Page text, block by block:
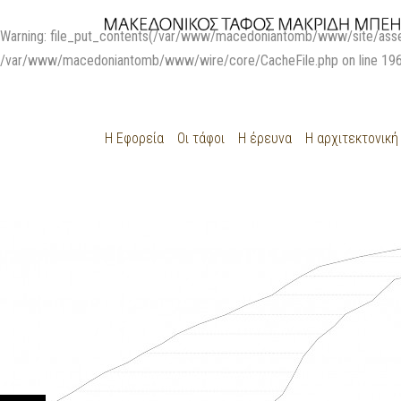
Warning: file_put_contents(/var/www/macedoniantomb/www/site/
/var/www/macedoniantomb/www/wire/core/CacheFile.php on line 196
Η Εφορεία Οι τάφοι Η έρευνα Η αρχιτεκτονική